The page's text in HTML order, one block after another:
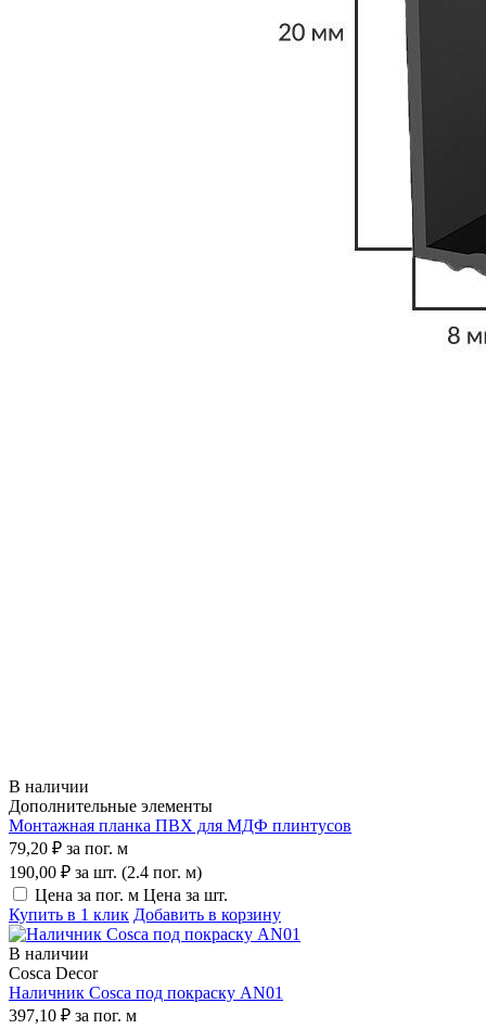
В наличии
Дополнительные элементы
Монтажная планка ПВХ для МДФ плинтусов
79,20 ₽ за пог. м
190,00 ₽ за шт. (2.4 пог. м)
Цена за пог. м Цена за шт.
Купить в 1 клик Добавить в корзину
В наличии
Cosca Decor
Наличник Cosca под покраску AN01
397,10 ₽ за пог. м